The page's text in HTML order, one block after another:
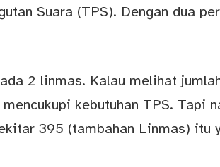
Suara (TPS). Dengan dua
2 linmas. Kalau melihat
kebutuhan TPS. Tapi
395 (tambahan Linmas) itu